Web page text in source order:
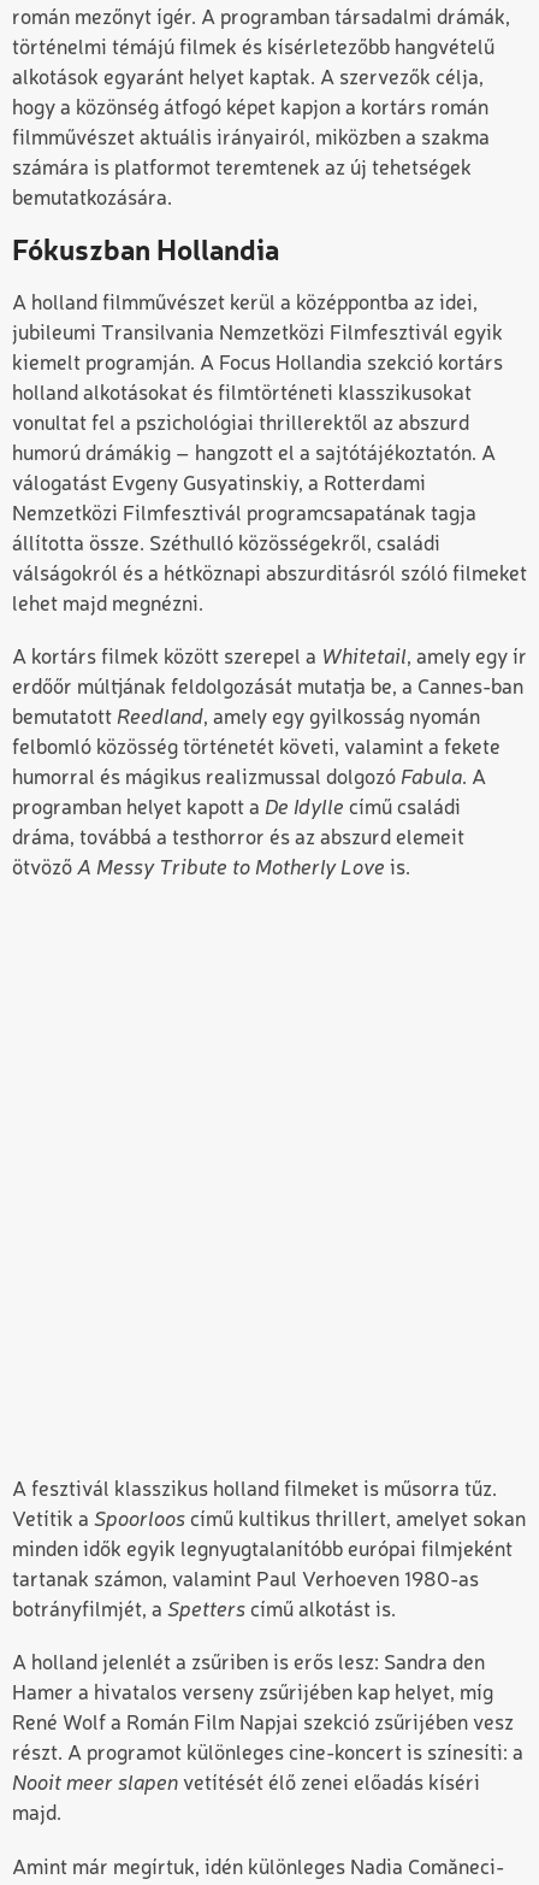
román mezőnyt ígér. A programban társadalmi drámák,
történelmi témájú filmek és kísérletezőbb hangvételű
alkotások egyaránt helyet kaptak. A szervezők célja,
hogy a közönség átfogó képet kapjon a kortárs román
filmművészet aktuális irányairól, miközben a szakma
számára is platformot teremtenek az új tehetségek
bemutatkozására.
Fókuszban Hollandia
A holland filmművészet kerül a középpontba az idei,
jubileumi Transilvania Nemzetközi Filmfesztivál egyik
kiemelt programján. A Focus Hollandia szekció kortárs
holland alkotásokat és filmtörténeti klasszikusokat
vonultat fel a pszichológiai thrillerektől az abszurd
humorú drámákig – hangzott el a sajtótájékoztatón. A
válogatást Evgeny Gusyatinskiy, a Rotterdami
Nemzetközi Filmfesztivál programcsapatának tagja
állította össze. Széthulló közösségekről, családi
válságokról és a hétköznapi abszurditásról szóló filmeket
lehet majd megnézni.
A kortárs filmek között szerepel a Whitetail, amely egy ír
erdőőr múltjának feldolgozását mutatja be, a Cannes-ban
bemutatott Reedland, amely egy gyilkosság nyomán
felbomló közösség történetét követi, valamint a fekete
humorral és mágikus realizmussal dolgozó Fabula. A
programban helyet kapott a De Idylle című családi
dráma, továbbá a testhorror és az abszurd elemeit
ötvöző A Messy Tribute to Motherly Love is.
A fesztivál klasszikus holland filmeket is műsorra tűz.
Vetítik a Spoorloos című kultikus thrillert, amelyet sokan
minden idők egyik legnyugtalanítóbb európai filmjeként
tartanak számon, valamint Paul Verhoeven 1980-as
botrányfilmjét, a Spetters című alkotást is.
A holland jelenlét a zsűriben is erős lesz: Sandra den
Hamer a hivatalos verseny zsűrijében kap helyet, míg
René Wolf a Román Film Napjai szekció zsűrijében vesz
részt. A programot különleges cine-koncert is színesíti: a
Nooit meer slapen vetítését élő zenei előadás kíséri
majd.
Amint már megírtuk, idén különleges Nadia Comăneci-